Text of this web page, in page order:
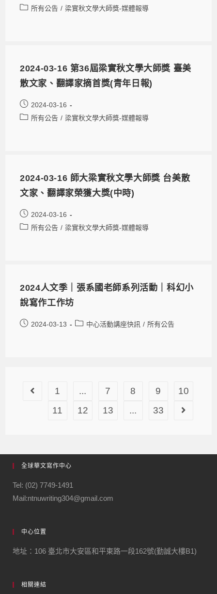
所有公告 / 梁實秋文學大師獎-媒體報導
2024-03-16 第36屆梁實秋文學大師獎 臺美
散文家、翻譯家摘首獎(青年日報)
2024-03-16
所有公告 / 梁實秋文學大師獎-媒體報導
2024-03-16 師大梁實秋文學大師獎 台美散
文家、翻譯家榮獲大獎(中時)
2024-03-16
所有公告 / 梁實秋文學大師獎-媒體報導
2024人文季｜張系國老師系列活動｜科幻小
說寫作工作坊
2024-03-13 中心活動講座快訊 / 所有公告
1 ... 7 8 9
10
11
12 13 ... 33
全球華文寫作中心
Tel: (02) 7749-1491
Mail:ntnuwriting304@gmail.com
中心位置
地址：106 臺北市大安區和平東路一段162號(勤誠大樓B1)
相關連結